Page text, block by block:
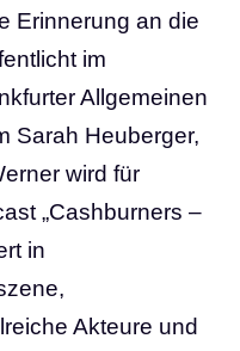
Erinnerung an die
im
Allgemeinen
Sarah Heuberger,
wird für
„Cashburners –
in
Akteure und